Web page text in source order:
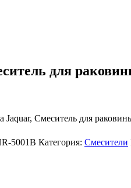
для
Jaquar, Смеситель для
5001B Категория: Смесители